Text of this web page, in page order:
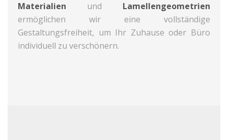
Materialien und Lamellengeometrien
ermöglichen wir eine vollständige
Gestaltungsfreiheit, um Ihr Zuhause oder Büro
individuell zu verschönern.